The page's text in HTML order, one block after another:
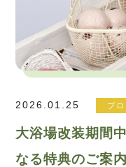
2026.01.25 ブロ
大浴場改装期間
なる特典のご案内